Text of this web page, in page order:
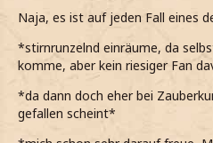
Naja, es ist auf jeden Fall eines
*stirnrunzelnd einräume, da
komme, aber kein riesiger Fan
*da dann doch eher bei
gefallen scheint*